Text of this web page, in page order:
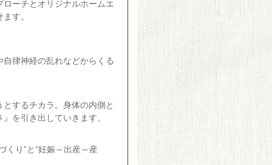
ーチとオリジナルホームエ
す。
律神経の乱れなどからくる
するチカラ。身体の内側と
を引き出していきます。
くり”と“妊娠～出産～産